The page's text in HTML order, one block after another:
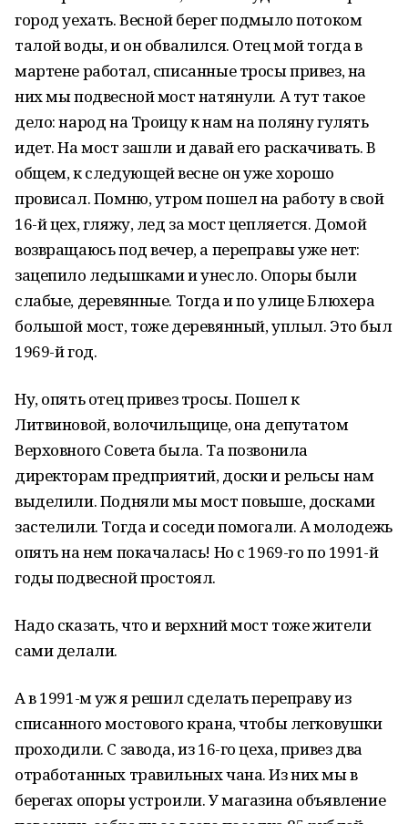
город уехать. Весной берег подмыло потоком
талой воды, и он обвалился. Отец мой тогда в
мартене работал, списанные тросы привез, на
них мы подвесной мост натянули. А тут такое
дело: народ на Троицу к нам на поляну гулять
идет. На мост зашли и давай его раскачивать. В
общем, к следующей весне он уже хорошо
провисал. Помню, утром пошел на работу в свой
16-й цех, гляжу, лед за мост цепляется. Домой
возвращаюсь под вечер, а переправы уже нет:
зацепило ледышками и унесло. Опоры были
слабые, деревянные. Тогда и по улице Блюхера
большой мост, тоже деревянный, уплыл. Это был
1969-й год.
Ну, опять отец привез тросы. Пошел к
Литвиновой, волочильщице, она депутатом
Верховного Совета была. Та позвонила
директорам предприятий, доски и рельсы нам
выделили. Подняли мы мост повыше, досками
застелили. Тогда и соседи помогали. А молодежь
опять на нем покачалась! Но с 1969-го по 1991-й
годы подвесной простоял.
Надо сказать, что и верхний мост тоже жители
сами делали.
А в 1991-м уж я решил сделать переправу из
списанного мостового крана, чтобы легковушки
проходили. С завода, из 16-го цеха, привез два
отработанных травильных чана. Из них мы в
берегах опоры устроили. У магазина объявление